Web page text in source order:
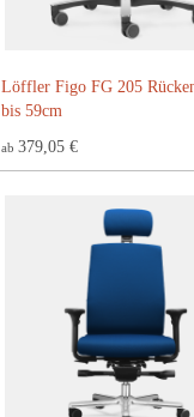
Löffler Figo FG 205
bis 59cm
ab 379,05 €